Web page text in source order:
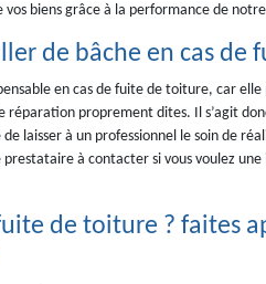
vos biens grâce à la performance de
de bâche en cas de
en cas de fuite de toiture, car
proprement dites. Il s’agit
laisser à un professionnel le soin de
prestataire à contacter si vous voulez
de toiture ? faites